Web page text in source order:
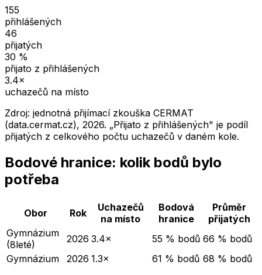
155
přihlášených
46
přijatých
30 %
přijato z přihlášených
3.4×
uchazečů na místo
Zdroj: jednotná přijímací zkouška CERMAT
(data.cermat.cz), 2026. „Přijato z přihlášených" je podíl
přijatých z celkového počtu uchazečů v daném kole.
Bodové hranice: kolik bodů bylo
potřeba
Obor Rok
Uchazečů
na místo
Bodová
hranice
Průměr
přijatých
Gymnázium
(8leté)
2026 3.4× 55 % bodů 66 % bodů
Gymnázium
2026 1.3× 61 % bodů 68 % bodů